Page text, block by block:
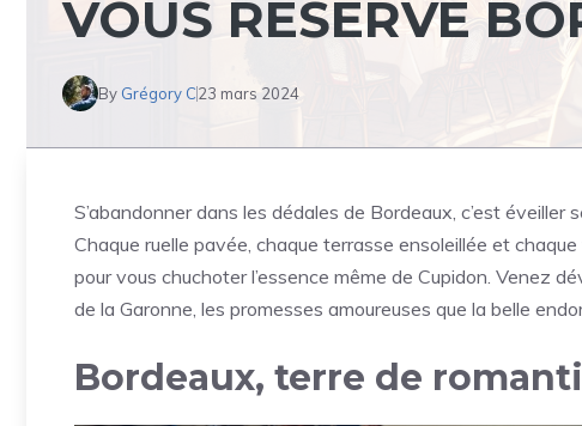
VOUS RÉSERVE
By Grégory C23 mars 2024
S’abandonner dans les dédales de Bordeaux, c’est
Chaque ruelle pavée, chaque terrasse ensoleillée et
pour vous chuchoter l’essence même de Cupidon. Venez
de la Garonne, les promesses amoureuses que la belle
Bordeaux, terre de